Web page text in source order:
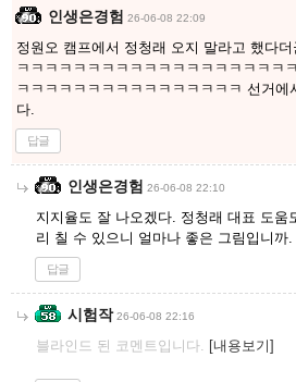
인생은경험 26-06-08 22:09
정원오 캠프에서 정청래 오지 말라고 했다
ㅋㅋㅋㅋㅋㅋㅋㅋㅋㅋㅋㅋㅋㅋㅋㅋㅋㅋㅋ
ㅋㅋㅋㅋㅋㅋㅋㅋㅋㅋㅋㅋㅋㅋㅋㅋ 선거
다.
답글
인생은경험 26-06-08 22:10
지지율도 잘 나오겠다. 정청래 대표 도움
리 칠 수 있으니 얼마나 좋은 그림입니까.
답글
시험작 26-06-08 22:16
블라인드 된 코멘트입니다. [내용보기]